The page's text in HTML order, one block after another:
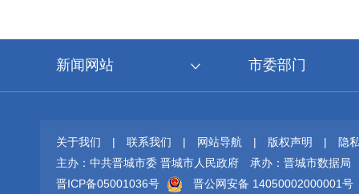
新闻网站 市委部门
关于我们 | 联系我们 | 网站导航 | 版权声明 |
隐
主办：中共晋城市委 晋城市人民政府
承办：晋城市数据局
晋ICP备05001036号
晋公网安备 14050002000001号